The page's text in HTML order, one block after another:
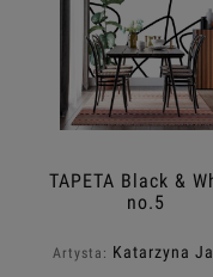
TAPETA Black &
no.5
Artysta: Katarzyna